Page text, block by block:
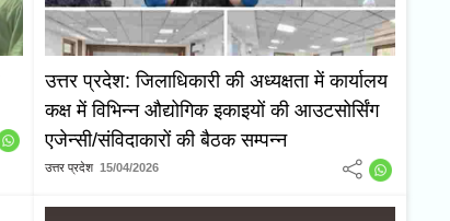
उत्तर प्रदेश: जिलाधिकारी की अध्यक्षता में कार्यालय
कक्ष में विभिन्न औद्योगिक इकाइयों की आउटसोर्सिंग
एजेन्सी/संविदाकारों की बैठक सम्पन्न
उत्तर प्रदेश 15/04/2026